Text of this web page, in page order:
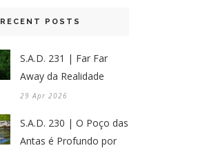
RECENT POSTS
S.A.D. 231 | Far Far
Away da Realidade
29 Apr 2026
S.A.D. 230 | O Poço das
Antas é Profundo por